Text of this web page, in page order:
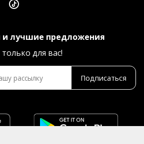
и лучшие предложения
для вас!
Подписаться